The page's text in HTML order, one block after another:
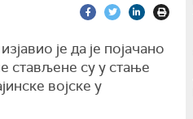
напорима и
користи оружје које
на територији Русије.
је да је појачано
стављене су у стање
војске у